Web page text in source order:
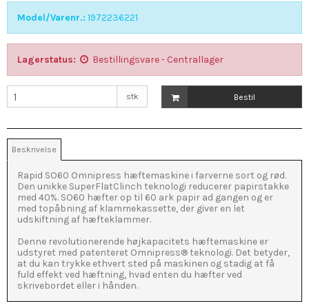
Model/Varenr.: 1972236221
Lagerstatus: Bestillingsvare - Centrallager
stk Bestil
Beskrivelse
Rapid SO60 Omnipress hæftemaskine i farverne sort og rød.
Den unikke SuperFlatClinch teknologi reducerer papirstakke
med 40%. SO60 hæfter op til 60 ark papir ad gangen og er
med topåbning af klammekassette, der giver en let
udskiftning af hæfteklammer.
Denne revolutionerende højkapacitets hæftemaskine er
udstyret med patenteret Omnipress® teknologi. Det betyder,
at du kan trykke ethvert sted på maskinen og stadig at få
fuld effekt ved hæftning, hvad enten du hæfter ved
skrivebordet eller i hånden.